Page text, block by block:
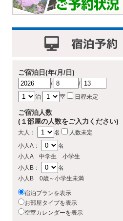
ご宿泊日(年/月/日)
/
/
泊
室 日程未定
ご宿泊人数
(１部屋の人数をご入力ください)
大人： 名
人数未定
小人A：
名
小人A 中学生 小学生
小人B：
名
小人B 0歳～小学生未満
宿泊プランを表示
お部屋タイプを表示
空室カレンダーを表示